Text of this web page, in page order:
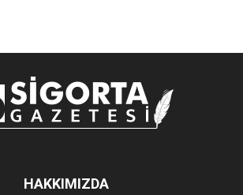
HAKKIMIZDA